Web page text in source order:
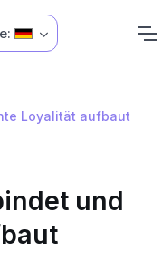
Loyalität aufbaut
und